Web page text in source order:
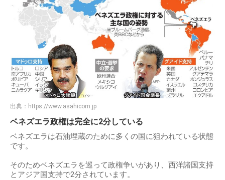
出典： https://www.asahicom.jp
ベネズエラ政権は完全に2分している
ベネズエラは石油埋蔵のために多くの国に狙われている状態
です。
そのためベネズエラを巡って政権争いがあり、西洋諸国支持
とアジア国支持で2分されています。